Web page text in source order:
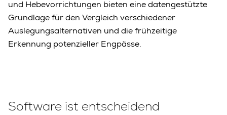
und Hebevorrichtungen bieten eine datengestützte
Grundlage für den Vergleich verschiedener
Auslegungsalternativen und die frühzeitige
Erkennung potenzieller Engpässe.
Software ist entscheidend